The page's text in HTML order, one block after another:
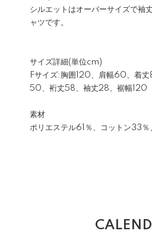
シルエットはオーバーサイズで袖
ャツです。
サイズ詳細(単位cm)
Fサイズ:胸囲120、肩幅60、着
50、裄丈58、袖丈28、裾幅120
素材
ポリエステル61％、コットン33％